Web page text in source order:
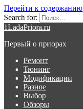
Перейти к содержанию
Search for:
1LadaPriora.ru
Первый о приорах
Ремонт
Тюнинг
Модификации
Разное
Выбор
Обзоры